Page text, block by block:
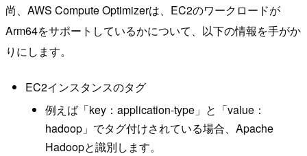
尚、AWS Compute Optimizerは、EC2のワークロードが
Arm64をサポートしているかについて、以下の情報を手がか
りにします。
EC2インスタンスのタグ
例えば「key：application-type」と「value：
hadoop」でタグ付けされている場合、Apache
Hadoopと識別します。